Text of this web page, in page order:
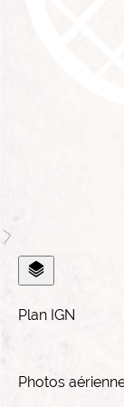
Plan IGN
Photos